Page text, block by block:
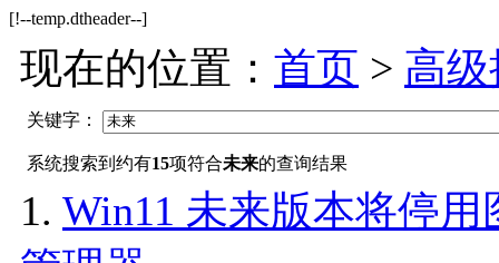
[!--temp.dtheader--]
现在的位置： 首页 > 高
关键字：
系统搜索到约有15项符合未来的查询结果
1. Win11 未来版本将停